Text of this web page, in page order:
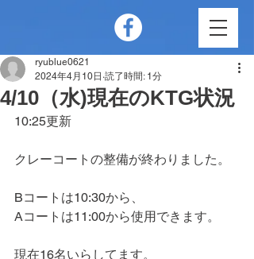
4/10（水)現在のKTG状況
ryublue0621
2024年4月10日 読了時間: 1分
10:25更新
クレーコートの整備が終わりました。
Bコートは10:30から、
Aコートは11:00から使用できます。
現在16名いらしてます。